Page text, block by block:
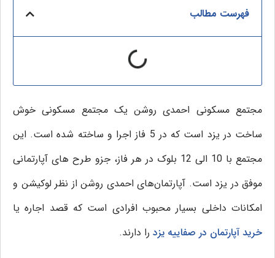
فهرست مطالب
مجتمع مسکونی احمدی روشن یک مجتمع مسکونی خوش
ساخت در یزد است که در 5 فاز اجرا و ساخته شده است. این
مجتمع با 10 الی 12 بلوک در هر فاز، جزو طرح های آپارتمانی
موفق در یزد است. آپارتمان‌های احمدی روشن از نظر لوکیشن و
امکانات داخلی بسیار محبوب افرادی است که قصد اجاره یا
خرید آپارتمان در صفاییه یزد را دارند.